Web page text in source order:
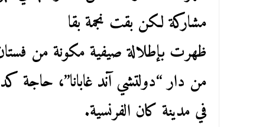
مشاركة لكن بقت نجمة بقا
ظهرت بإطلالة صيفية مكونة من
في مدينة كان الفرنسية.